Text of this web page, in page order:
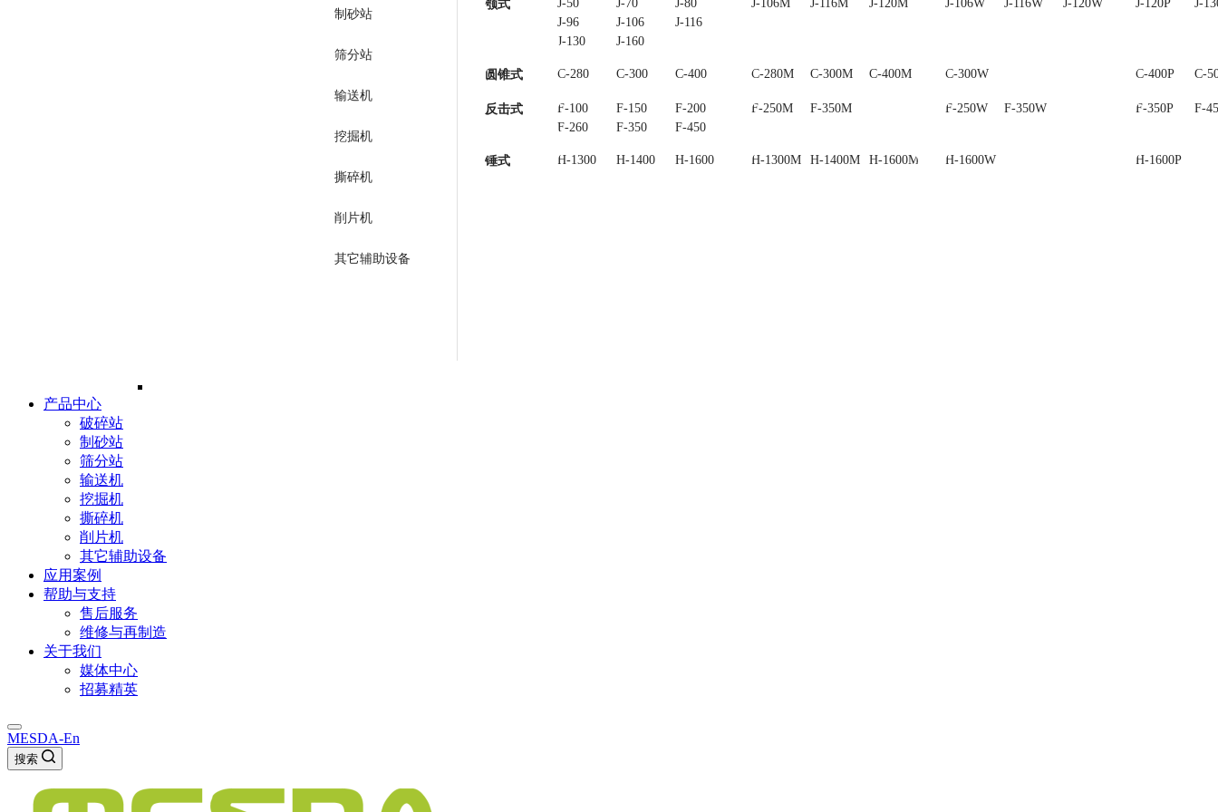
制砂站
筛分站
输送机
挖掘机
撕碎机
削片机
其它辅助设备
颚式 J-50 J-70 J-80
J-85
J-96
J-106 J-116
J-130
J-160
J-106M J-116M J-120M J-130M
J-106W J-116W J-120W J-120P J-
圆锥式 C-280 C-300 C-400 C-450
C-280M C-300M C-400M C-500M
C-300W C-400P C-
反击式 F-100 F-150 F-200
F-250
F-260
F-350 F-450
F-250M F-350M F-250W F-350W F-350P F-
锤式 H-1300 H-1400 H-1600 H-1300M H-1400M H-1600M H-1600W H-1600P
产品中心
破碎站
制砂站
筛分站
输送机
挖掘机
撕碎机
削片机
其它辅助设备
应用案例
帮助与支持
售后服务
维修与再制造
关于我们
媒体中心
招募精英
MESDA-En
搜索